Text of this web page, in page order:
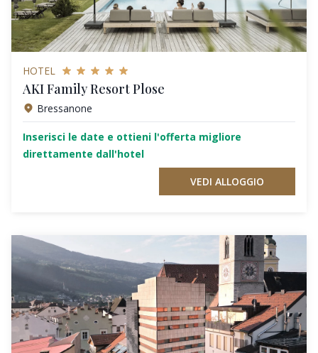
HOTEL
AKI Family Resort Plose
Bressanone
Inserisci le date e ottieni l'offerta migliore
direttamente dall'hotel
VEDI ALLOGGIO